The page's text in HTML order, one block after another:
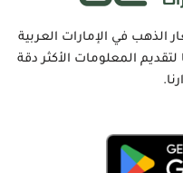
في الإمارات العربية
المعلومات الأكثر دقة